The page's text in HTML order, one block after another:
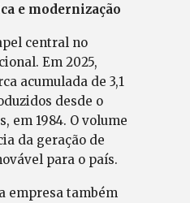
e modernização
central no
Em 2025,
acumulada de 3,1
desde o
em 1984. O volume
da geração de
para o país.
empresa também